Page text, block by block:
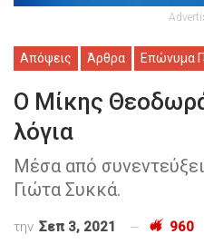
Απόψεις Άρθρα Επώνυμα
Ο Μίκης
λόγια
Μέσα από
Γιώτα Συκκά.
την Σεπ 3, 2021 960